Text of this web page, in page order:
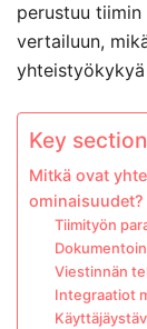
perustuu
vertailuun,
Key
Mitkä ovat
ominaisuudet?
Tiimityön
Viestinnän
Integraatiot